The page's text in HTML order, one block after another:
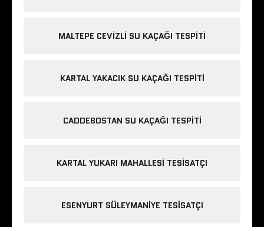
MALTEPE CEVIZLI SU KAÇAĞI TESPITI
KARTAL YAKACIK SU KAÇAĞI TESPITI
CADDEBOSTAN SU KAÇAĞI TESPITI
KARTAL YUKARI MAHALLESI TESISATÇI
ESENYURT SÜLEYMANIYE TESISATÇI